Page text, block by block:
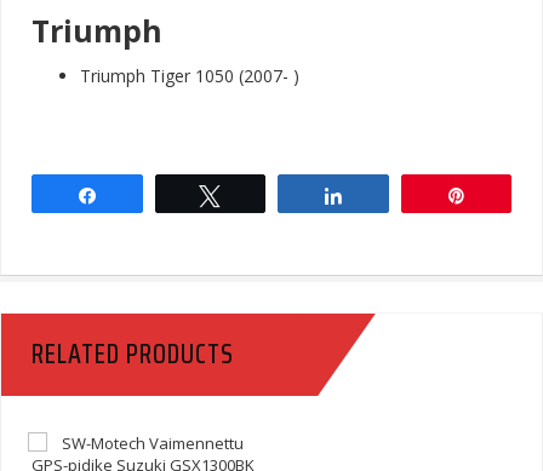
Triumph
Triumph Tiger 1050 (2007- )
RELATED PRODUCTS